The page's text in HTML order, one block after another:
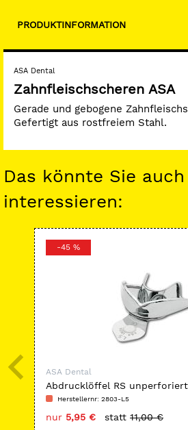
PRODUKTINFORMATION
ASA Dental
Zahnfleischscheren ASA
Gerade und gebogene
Gefertigt aus rostfreiem Stahl.
Das könnte Sie auch
interessieren:
-45 %
ASA Dental
Abdrucklöffel RS unperforiert
Herstellernr: 2803-L5
nur 5,95 € statt 11,00 €